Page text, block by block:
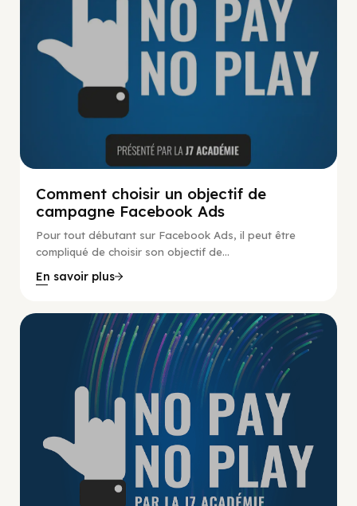
Comment choisir un objectif de
campagne Facebook Ads
Pour tout débutant sur Facebook Ads, il peut être
compliqué de choisir son objectif de...
En savoir plus
No Pay No Play